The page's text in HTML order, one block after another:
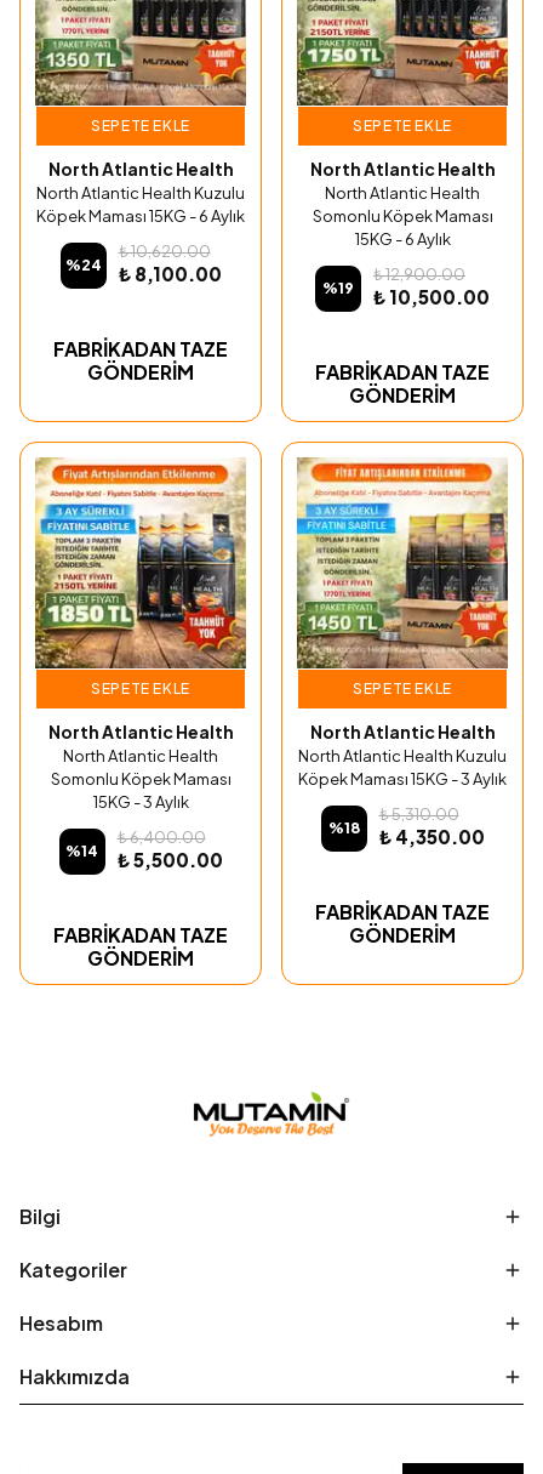
SEPETE EKLE
North Atlantic Health
North Atlantic Health Kuzulu
Köpek Maması 15KG - 6 Aylık
%24
₺ 10,620.00
₺ 8,100.00
FABRİKADAN TAZE
GÖNDERİM
SEPETE EKLE
North Atlantic Health
North Atlantic Health
Somonlu Köpek Maması
15KG - 6 Aylık
%19
₺ 12,900.00
₺ 10,500.00
FABRİKADAN TAZE
GÖNDERİM
SEPETE EKLE
North Atlantic Health
North Atlantic Health
Somonlu Köpek Maması
15KG - 3 Aylık
%14
₺ 6,400.00
₺ 5,500.00
FABRİKADAN TAZE
GÖNDERİM
SEPETE EKLE
North Atlantic Health
North Atlantic Health Kuzulu
Köpek Maması 15KG - 3 Aylık
%18
₺ 5,310.00
₺ 4,350.00
FABRİKADAN TAZE
GÖNDERİM
Bilgi
Kategoriler
Hesabım
Hakkımızda